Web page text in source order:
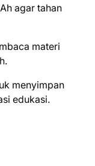
agar tahan
materi
menyimpan
edukasi.